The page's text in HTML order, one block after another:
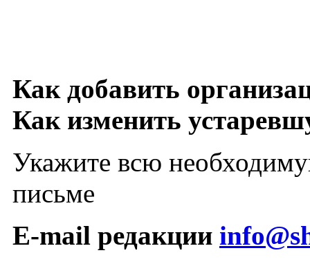
Как добавить
Как изменить
Укажите всю
письме
E-mail редакции